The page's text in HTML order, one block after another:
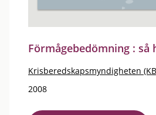
Förmågebedömning : så
Krisberedskapsmyndigheten
2008